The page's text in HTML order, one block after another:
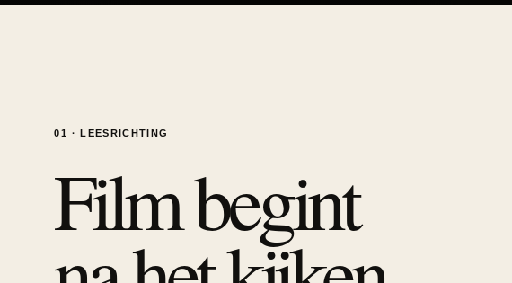
01 · LEESRICHTING
Film begint